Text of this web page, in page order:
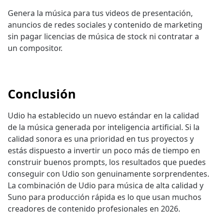
Genera la música para tus videos de presentación,
anuncios de redes sociales y contenido de marketing
sin pagar licencias de música de stock ni contratar a
un compositor.
Conclusión
Udio ha establecido un nuevo estándar en la calidad
de la música generada por inteligencia artificial. Si la
calidad sonora es una prioridad en tus proyectos y
estás dispuesto a invertir un poco más de tiempo en
construir buenos prompts, los resultados que puedes
conseguir con Udio son genuinamente sorprendentes.
La combinación de Udio para música de alta calidad y
Suno para producción rápida es lo que usan muchos
creadores de contenido profesionales en 2026.